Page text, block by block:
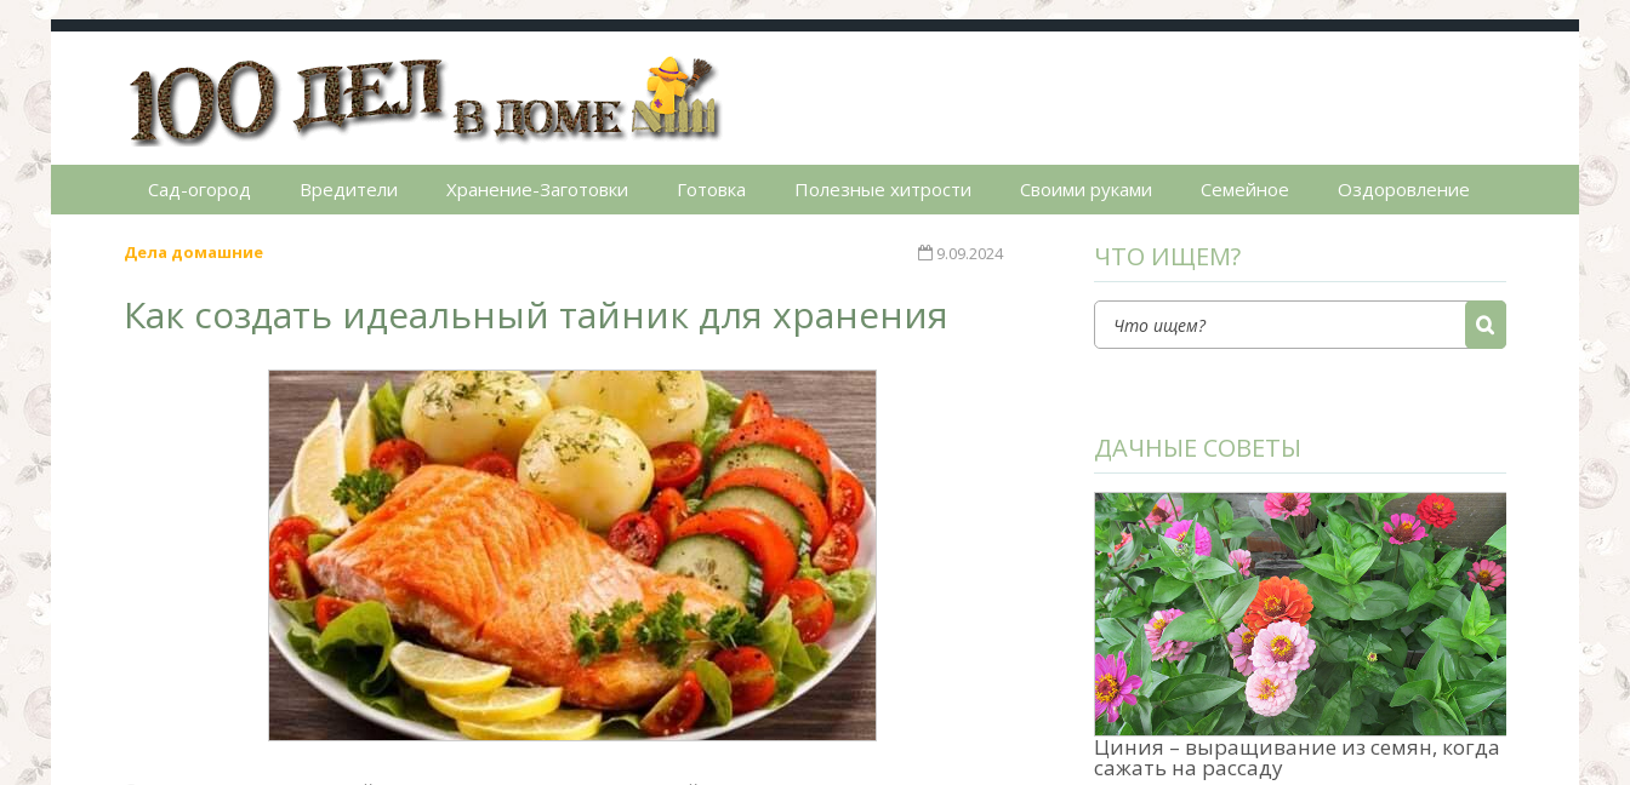
100 дел в доме
Полезные хитрости для легкой жизни в частном доме. Сад, огород, дела домашние, простые рецепты.
Сад-огород Вредители Хранение-Заготовки Готовка Полезные хитрости Своими руками Семейное Оздоровление
Дела домашние 9.09.2024
Как создать идеальный тайник для хранения
ЧТО ИЩЕМ?
ДАЧНЫЕ СОВЕТЫ
Циния – выращивание из семян, когда
сажать на рассаду